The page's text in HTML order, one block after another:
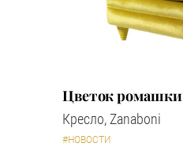
Цветок ромашки
Кресло, Zanaboni
#НОВОСТИ